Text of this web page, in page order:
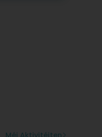
Méi Aktivitéiten